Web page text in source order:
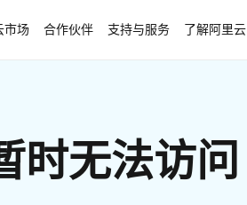
市场 合作伙伴 支持与服务 了解阿里云
时无法访问